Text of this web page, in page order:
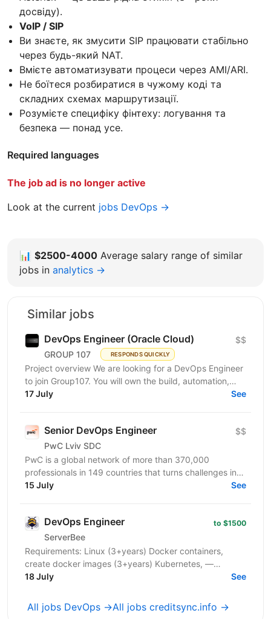
досвіду).
VoIP / SIP
Ви знаєте, як змусити SIP працювати стабільно
через будь-який NAT.
Вмієте автоматизувати процеси через AMI/ARI.
Не боїтеся розбиратися в чужому коді та
складних схемах маршрутизації.
Розумієте специфіку фінтеху: логування та
безпека — понад усе.
Required languages
The job ad is no longer active
Look at the current jobs DevOps →
📊 $2500-4000 Average salary range of similar
jobs in analytics →
Similar jobs
DevOps Engineer (Oracle Cloud)
GROUP 107 RESPONDS QUICKLY
$$
Project overview We are looking for a DevOps Engineer
to join Group107. You will own the build, automation,
and reliability of cloud infrastructure on...
17 July See
Senior DevOps Engineer
PwC Lviv SDC
$$
PwC is a global network of more than 370,000
professionals in 149 countries that turns challenges into
opportunities. We create innovative solutions in...
15 July See
DevOps Engineer
ServerBee
to $1500
Requirements: Linux (3+years) Docker containers,
create docker images (3+years) Kubernetes, —
necessarily (2+years) Rancher/RKE2 - (1+year)
18 July See
All jobs DevOps →All jobs creditsync.info →